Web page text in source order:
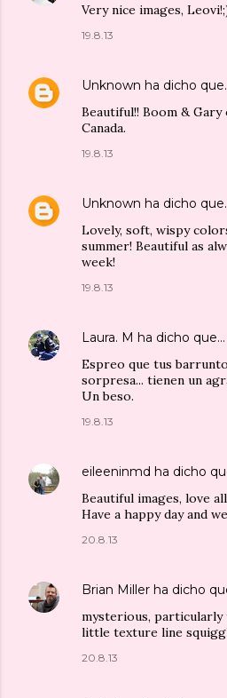
Very nice images,
19.8.13
Unknown ha dicho
Beautiful!! Boom &
Canada.
19.8.13
Unknown ha dicho
Lovely, soft, wispy
summer! Beautiful as
week!
19.8.13
Laura. M ha dicho que…
Espreo que tus
sorpresa... tienen un
Un beso.
19.8.13
eileeninmd ha dicho
Beautiful images, love
Have a happy day and
20.8.13
Brian Miller ha dicho
mysterious,
little texture line
20.8.13